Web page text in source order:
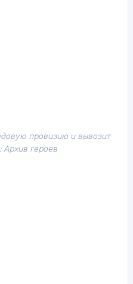
провизию и вывозит
Архив героев